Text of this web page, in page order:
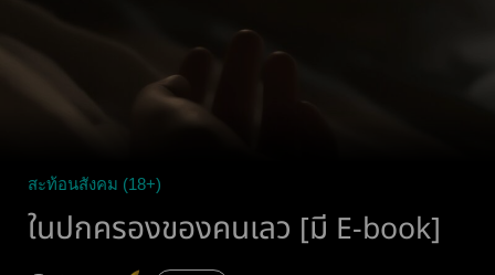
สะท้อนสังคม (18+)
ในปกครองของคนเลว [มี E-book]